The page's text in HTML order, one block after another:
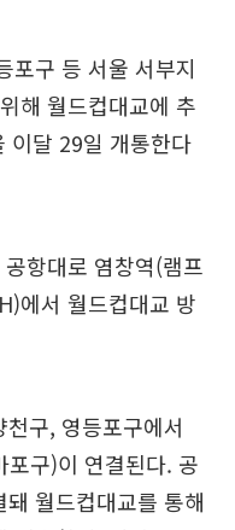
포구 등 서울 서부지
해 월드컵대교에 추
이달 29일 개통한다
항대로 염창역(램프
에서 월드컵대교 방
구, 영등포구에서
구)이 연결된다. 공
월드컵대교를 통해